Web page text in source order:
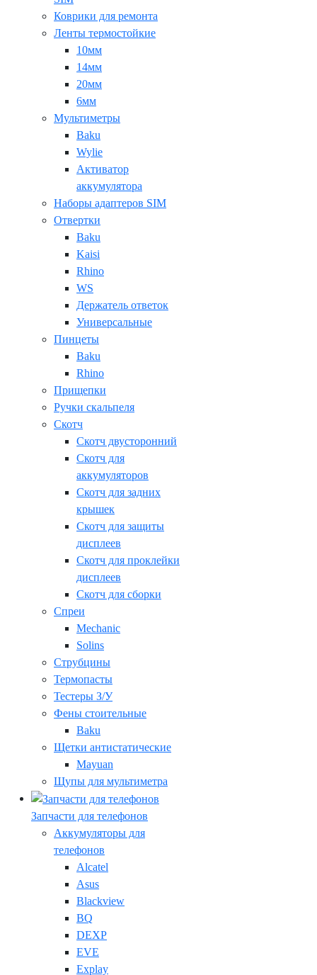
Коврики для ремонта
Ленты термостойкие
10мм
14мм
20мм
6мм
Мультиметры
Baku
Wylie
Активатор
аккумулятора
Наборы адаптеров SIM
Отвертки
Baku
Kaisi
Rhino
WS
Держатель ответок
Универсальные
Пинцеты
Baku
Rhino
Прищепки
Ручки скальпеля
Скотч
Скотч двусторонний
Скотч для
аккумуляторов
Скотч для задних
крышек
Скотч для защиты
дисплеев
Скотч для проклейки
дисплеев
Скотч для сборки
Спреи
Mechanic
Solins
Струбцины
Термопасты
Тестеры З/У
Фены стоительные
Baku
Щетки антистатические
Mayuan
Щупы для мультиметра
Запчасти для телефонов
Аккумуляторы для
телефонов
Alcatel
Asus
Blackview
BQ
DEXP
EVE
Explay